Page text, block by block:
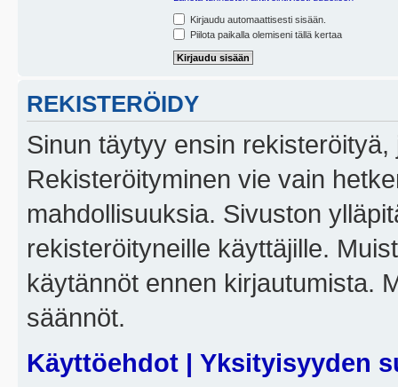
Kirjaudu automaattisesti sisään.
Piilota paikalla olemiseni tällä kertaa
REKISTERÖIDY
Sinun täytyy ensin
Rekisteröityminen vie vain
mahdollisuuksia. Sivuston
rekisteröityneille käyttäjille.
käytännöt ennen kirjautumista.
säännöt.
Käyttöehdot | Yksityisyyden